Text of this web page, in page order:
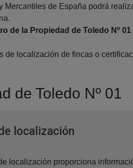
de España podrá
de la Propiedad de Toledo Nº 01
de localización de fincas o
de Toledo Nº 01
localizaciónVentana
localización proporciona